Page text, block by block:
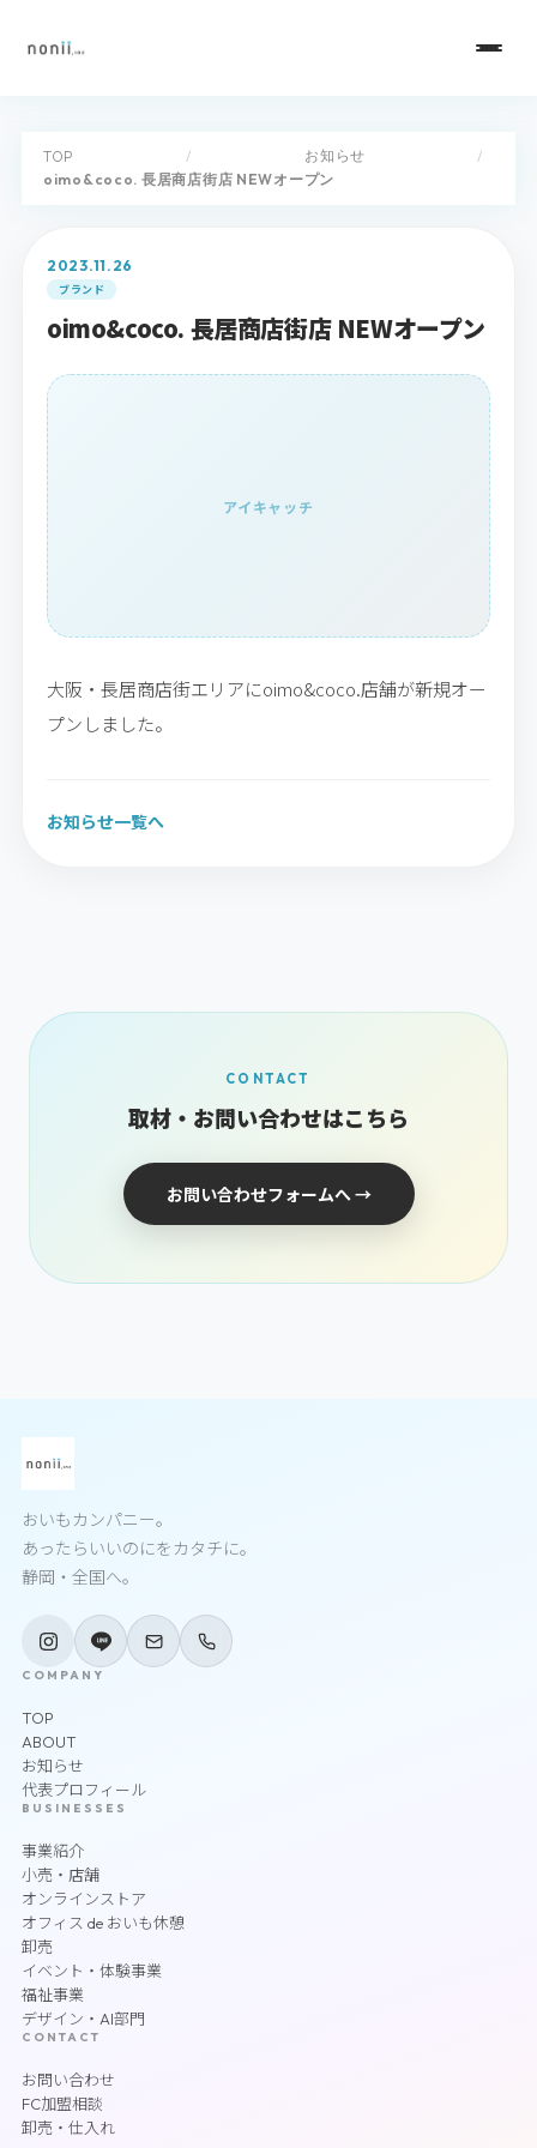
TOP / お知らせ
/
oimo&coco. 長居商店街店 NEWオープン
2023.11.26
ブランド
oimo&coco. 長居商店街店 NEWオープン
アイキャッチ
大阪・長居商店街エリアにoimo&coco.店舗が新規オー
プンしました。
お知らせ一覧へ
CONTACT
取材・お問い合わせはこちら
お問い合わせフォームへ →
おいもカンパニー。
あったらいいのにをカタチに。
静岡・全国へ。
COMPANY
TOP
ABOUT
お知らせ
代表プロフィール
BUSINESSES
事業紹介
小売・店舗
オンラインストア
オフィス de おいも休憩
卸売
イベント・体験事業
福祉事業
デザイン・AI部門
CONTACT
お問い合わせ
FC加盟相談
卸売・仕入れ